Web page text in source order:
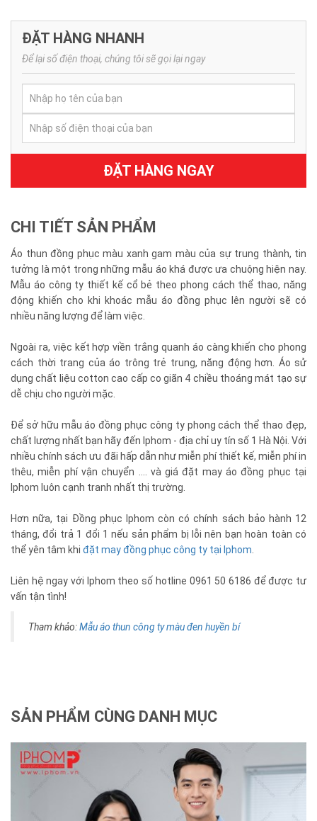
ĐẶT HÀNG NHANH
Để lại số điện thoại, chúng tôi sẽ gọi lại ngay
ĐẶT HÀNG NGAY
CHI TIẾT SẢN PHẨM
Áo thun đồng phục màu xanh gam màu của sự trung thành, tin
tưởng là một trong những mẫu áo khá được ưa chuộng hiện nay.
Mẫu áo công ty thiết kế cổ bẻ theo phong cách thể thao, năng
động khiến cho khi khoác mẫu áo đồng phục lên người sẽ có
nhiều năng lượng để làm việc.
Ngoài ra, việc kết hợp viền trắng quanh áo càng khiến cho phong
cách thời trang của áo trông trẻ trung, năng động hơn. Áo sử
dụng chất liệu cotton cao cấp co giãn 4 chiều thoáng mát tạo sự
dễ chịu cho người mặc.
Để sở hữu mẫu áo đồng phục công ty phong cách thể thao đẹp,
chất lượng nhất bạn hãy đến Iphom - địa chỉ uy tín số 1 Hà Nội. Với
nhiều chính sách ưu đãi hấp dẫn như miễn phí thiết kế, miễn phí in
thêu, miễn phí vận chuyển .... và giá đặt may áo đồng phục tại
Iphom luôn cạnh tranh nhất thị trường.
Hơn nữa, tại Đồng phục Iphom còn có chính sách bảo hành 12
tháng, đổi trả 1 đổi 1 nếu sản phẩm bị lỗi nên bạn hoàn toàn có
thể yên tâm khi đặt may đồng phục công ty tại Iphom
Liên hệ ngay với Iphom theo số hotline 0961 50 6186 để được tư
vấn tận tình!
Tham khảo:Mẫu áo thun công ty màu đen huyền bí
SẢN PHẨM CÙNG DANH MỤC